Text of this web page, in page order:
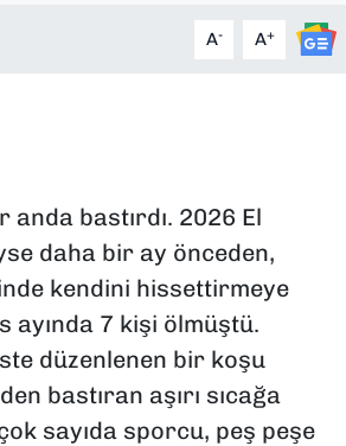
A- A+
anda bastırdı. 2026 El
daha bir ay önceden,
kendini hissettirmeye
ayında 7 kişi ölmüştü.
düzenlenen bir koşu
bastıran aşırı sıcağa
sayıda sporcu, peş peşe